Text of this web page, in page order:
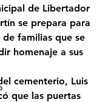
de Libertador
se prepara para
familias que se
homenaje a sus
cementerio, Luis
que las puertas